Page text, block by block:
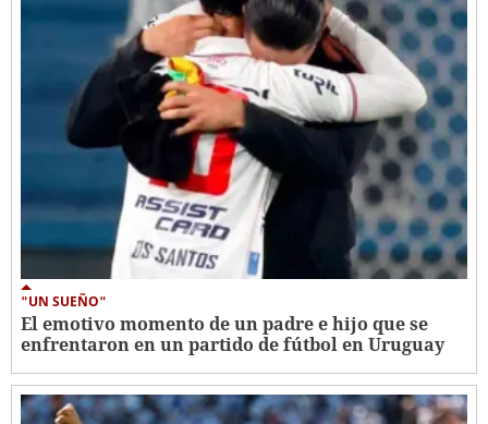
"UN SUEÑO"
El emotivo momento de un padre e hijo que se
enfrentaron en un partido de fútbol en Uruguay